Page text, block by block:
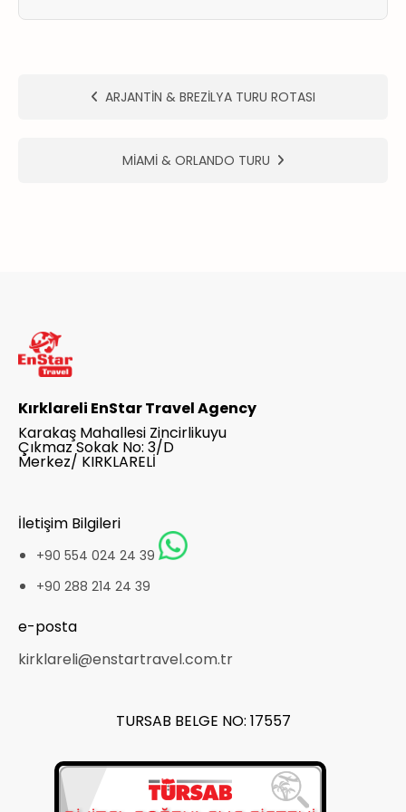
ARJANTİN & BREZİLYA TURU ROTASI
MİAMİ & ORLANDO TURU
Kırklareli EnStar Travel Agency
Karakaş Mahallesi Zincirlikuyu
Çıkmaz Sokak No: 3/D
Merkez/ KIRKLARELİ
İletişim Bilgileri
+90 554 024 24 39
+90 288 214 24 39
e-posta
kirklareli@enstartravel.com.tr
TURSAB BELGE NO: 17557